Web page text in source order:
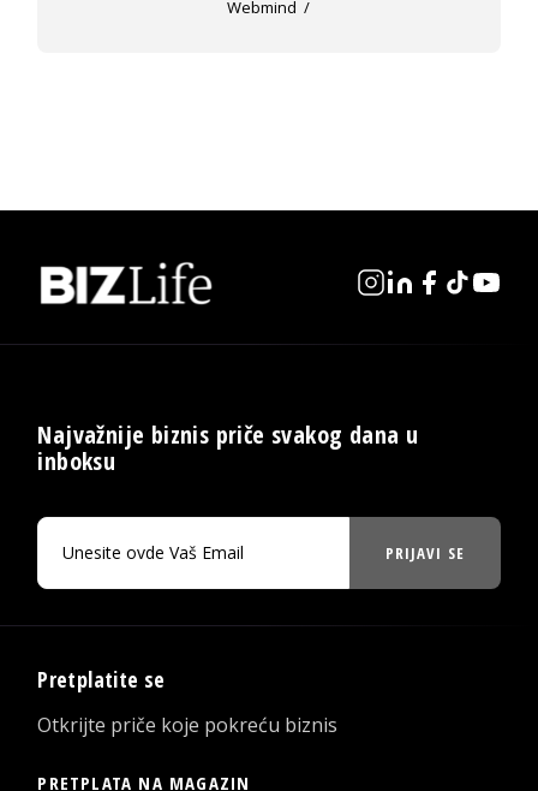
Webmind
Najvažnije biznis priče svakog dana u
inboksu
PRIJAVI SE
Pretplatite se
Otkrijte priče koje pokreću biznis
PRETPLATA NA MAGAZIN